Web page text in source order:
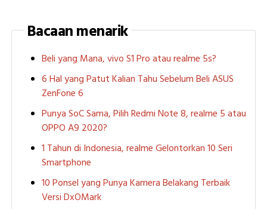
Bacaan menarik
Beli yang Mana, vivo S1 Pro atau realme 5s?
6 Hal yang Patut Kalian Tahu Sebelum Beli ASUS
ZenFone 6
Punya SoC Sama, Pilih Redmi Note 8, realme 5 atau
OPPO A9 2020?
1 Tahun di Indonesia, realme Gelontorkan 10 Seri
Smartphone
10 Ponsel yang Punya Kamera Belakang Terbaik
Versi DxOMark